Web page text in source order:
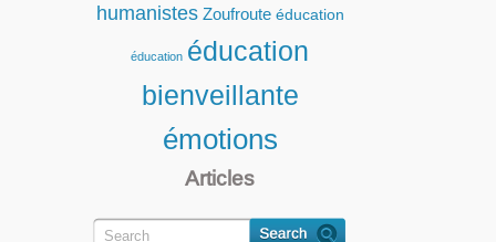
humanistes Zoufroute éducation
éducation éducation
bienveillante
émotions
Articles